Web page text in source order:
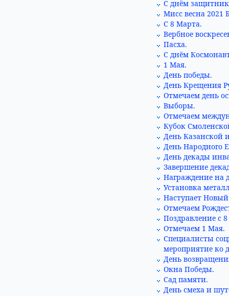
С днём
Мисс весна 2021
С 8 Марта.
Вербное
Пасха.
С днём
1 Мая.
День победы.
День Крещения
Отмечаем день
Выборы.
Отмечаем
Кубок
День Казанской
День Народного
День декады
Завершение
Награждение на
Установка
Наступает Новый
Отмечаем
Поздравление с
Отмечаем 1 Мая.
Специалисты
мероприятие ко
День
Окна Победы.
Сад памяти.
День смеха и